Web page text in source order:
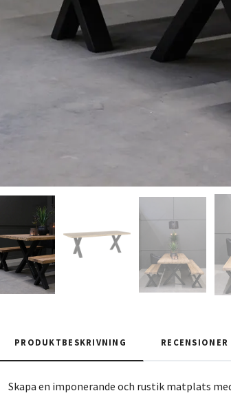
PRODUKTBESKRIVNING RECENSIONER
Skapa en imponerande och rustik matplats